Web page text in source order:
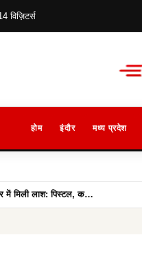
विज़िटर्स
होम इंदौर मध्य प्रदेश
में मिली लाश: पिस्टल, क…